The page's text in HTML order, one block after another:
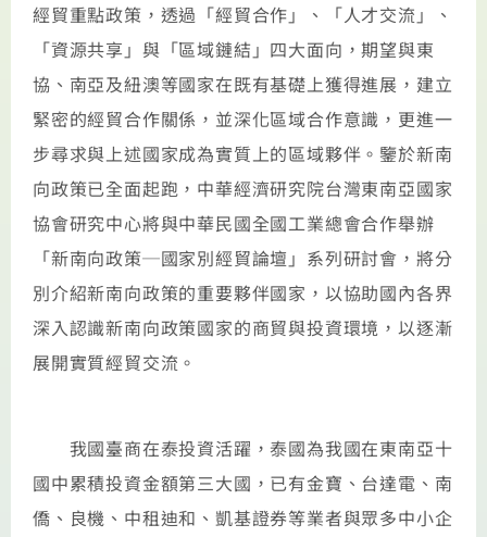
經貿重點政策，透過「經貿合作」、「人才交流」、
「資源共享」與「區域鏈結」四大面向，期望與東
協、南亞及紐澳等國家在既有基礎上獲得進展，建立
緊密的經貿合作關係，並深化區域合作意識，更進一
步尋求與上述國家成為實質上的區域夥伴。鑒於新南
向政策已全面起跑，中華經濟研究院台灣東南亞國家
協會研究中心將與中華民國全國工業總會合作舉辦
「新南向政策─國家別經貿論壇」系列研討會，將分
別介紹新南向政策的重要夥伴國家，以協助國內各界
深入認識新南向政策國家的商貿與投資環境，以逐漸
展開實質經貿交流。
我國臺商在泰投資活躍，泰國為我國在東南亞十
國中累積投資金額第三大國，已有金寶、台達電、南
僑、良機、中租迪和、凱基證券等業者與眾多中小企